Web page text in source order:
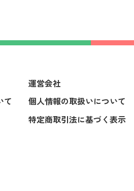
て
運営会社
個人情報の取扱いについて
特定商取引法に基づく表示